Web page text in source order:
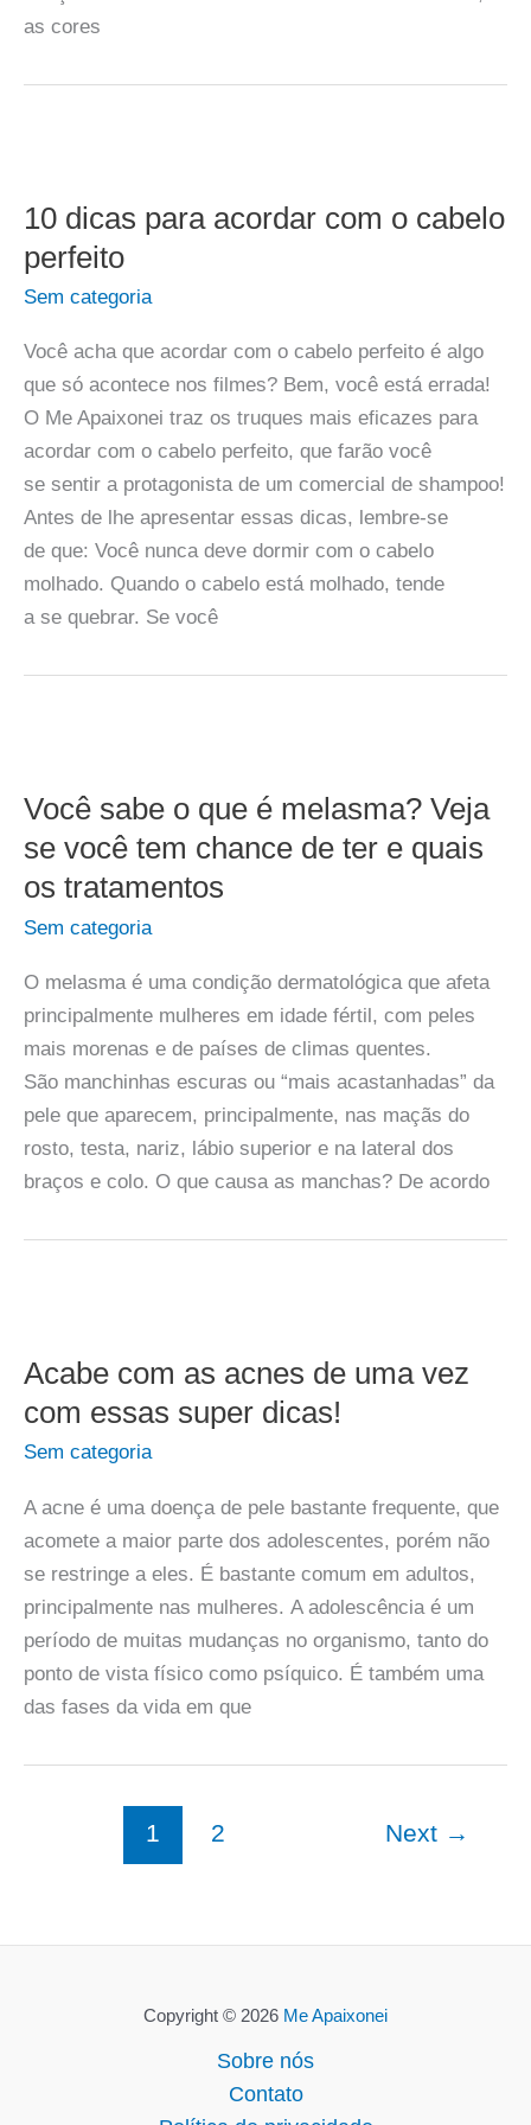
as cores
10 dicas para acordar com o cabelo
perfeito
Sem categoria
Você acha que acordar com o cabelo perfeito é algo
que só acontece nos filmes? Bem, você está errada!
O Me Apaixonei traz os truques mais eficazes para
acordar com o cabelo perfeito, que farão você
se sentir a protagonista de um comercial de shampoo!
Antes de lhe apresentar essas dicas, lembre-se
de que: Você nunca deve dormir com o cabelo
molhado. Quando o cabelo está molhado, tende
a se quebrar. Se você
Você sabe o que é melasma? Veja
se você tem chance de ter e quais
os tratamentos
Sem categoria
O melasma é uma condição dermatológica que afeta
principalmente mulheres em idade fértil, com peles
mais morenas e de países de climas quentes.
São manchinhas escuras ou “mais acastanhadas” da
pele que aparecem, principalmente, nas maçãs do
rosto, testa, nariz, lábio superior e na lateral dos
braços e colo. O que causa as manchas? De acordo
Acabe com as acnes de uma vez
com essas super dicas!
Sem categoria
A acne é uma doença de pele bastante frequente, que
acomete a maior parte dos adolescentes, porém não
se restringe a eles. É bastante comum em adultos,
principalmente nas mulheres. A adolescência é um
período de muitas mudanças no organismo, tanto do
ponto de vista físico como psíquico. É também uma
das fases da vida em que
1 2 Next →
Copyright © 2026 Me Apaixonei
Sobre nós
Contato